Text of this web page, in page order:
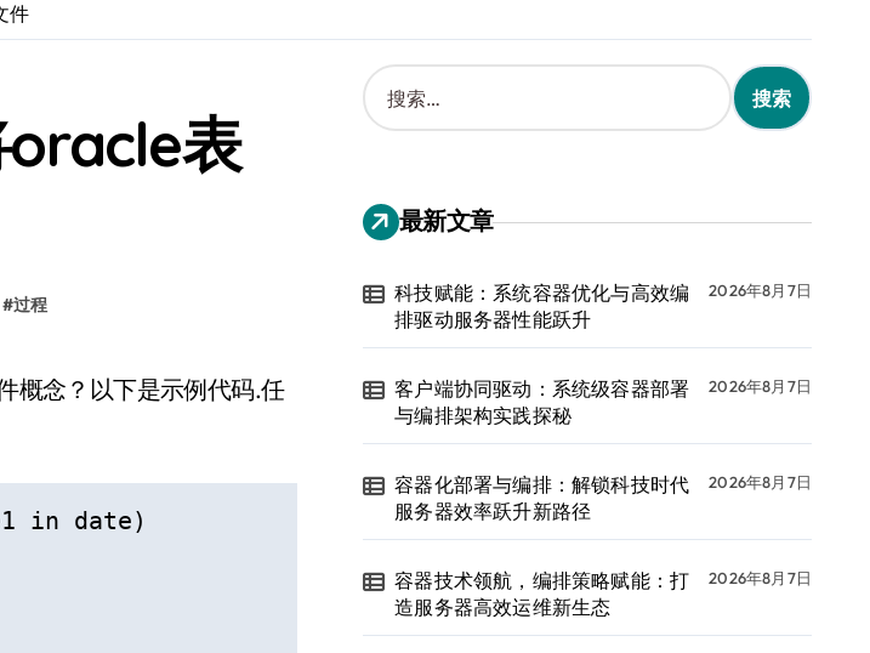
件
oracle表
#过程
in date)
搜
索
：
最新文章
科技赋能：系统容器优化与高效编
排驱动服务器性能跃升
2026年8月7日
客户端协同驱动：系统级容器部署
与编排架构实践探秘
2026年8月7日
容器化部署与编排：解锁科技时代
服务器效率跃升新路径
2026年8月7日
容器技术领航，编排策略赋能：打
造服务器高效运维新生态
2026年8月7日